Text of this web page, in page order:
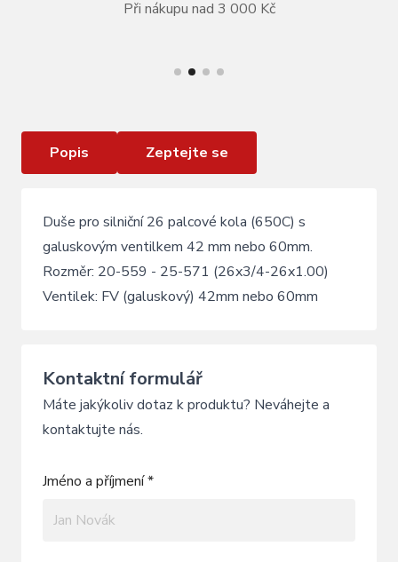
Při nákupu nad 3 000 Kč
Duše CONTINENTAL Race 26/27.5 - galuskový
Popis Zeptejte se
Duše pro silniční 26 palcové kola (650C) s
galuskovým ventilkem 42 mm nebo 60mm.
Rozměr: 20-559 - 25-571 (26x3/4-26x1.00)
Ventilek: FV (galuskový) 42mm nebo 60mm
Kontaktní formulář
Máte jakýkoliv dotaz k produktu? Neváhejte a
kontaktujte nás.
Jméno a příjmení *